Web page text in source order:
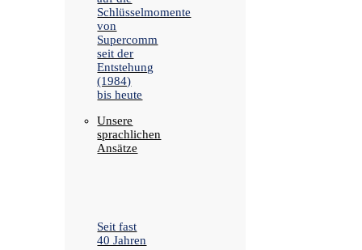
Schlüsselmomente
von
Supercomm
seit der
Entstehung
(1984)
bis heute
Unsere
sprachlichen
Ansätze
Seit fast
40 Jahren